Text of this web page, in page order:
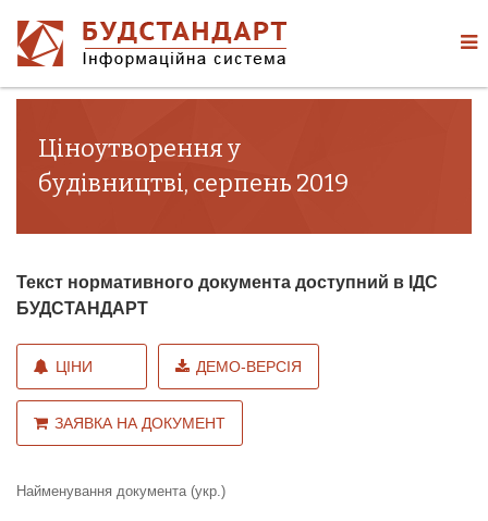
Ціноутворення у
будівництві, серпень 2019
Текст нормативного документа доступний в ІДС
БУДСТАНДАРТ
ЦІНИ ДЕМО-ВЕРСІЯ
ЗАЯВКА НА ДОКУМЕНТ
Найменування документа (укр.)